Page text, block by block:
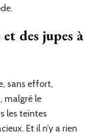
des jupes à
sans effort,
malgré le
les teintes
Et il n’y a rien